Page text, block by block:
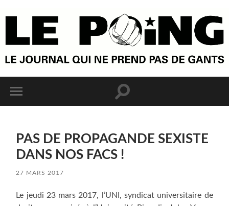
PAS DE PROPAGANDE SEXISTE
DANS NOS FACS !
27 MARS 2017
Le jeudi 23 mars 2017, l’UNI, syndicat universitaire de